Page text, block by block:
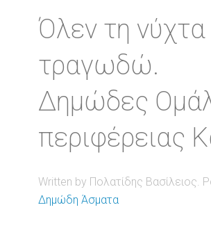
Όλεν τη νύχτα
τραγωδώ.
Δημώδες
περιφέρειας
Written by Πολατίδης Βασίλειος.
Δημώδη Άσματα